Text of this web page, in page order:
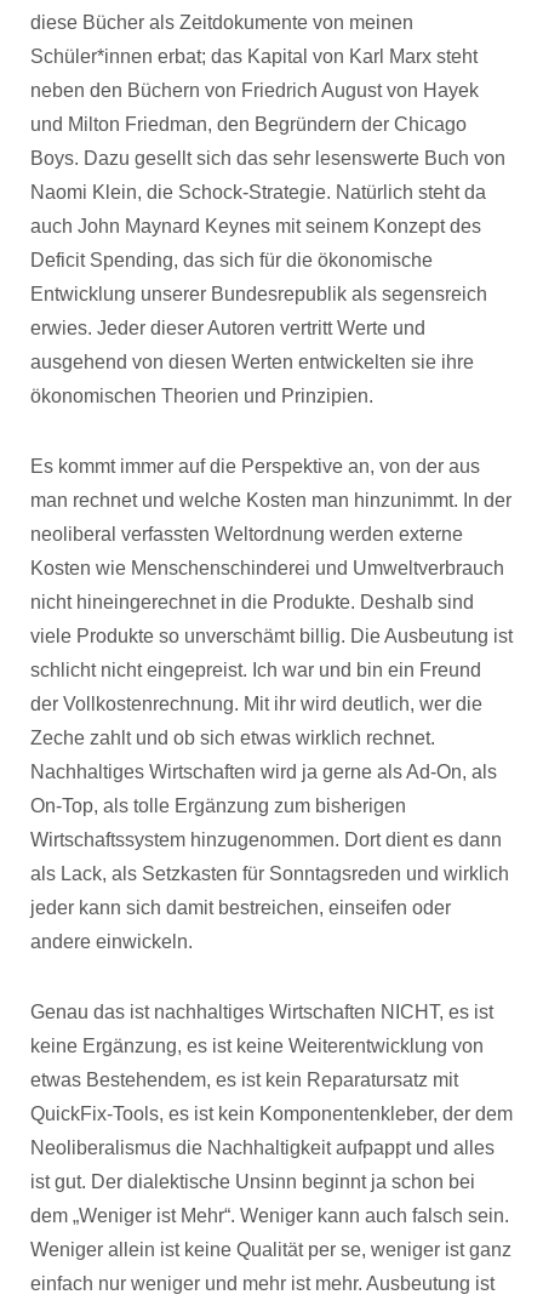
diese Bücher als Zeitdokumente von meinen
Schüler*innen erbat; das Kapital von Karl Marx steht
neben den Büchern von Friedrich August von Hayek
und Milton Friedman, den Begründern der Chicago
Boys. Dazu gesellt sich das sehr lesenswerte Buch von
Naomi Klein, die Schock-Strategie. Natürlich steht da
auch John Maynard Keynes mit seinem Konzept des
Deficit Spending, das sich für die ökonomische
Entwicklung unserer Bundesrepublik als segensreich
erwies. Jeder dieser Autoren vertritt Werte und
ausgehend von diesen Werten entwickelten sie ihre
ökonomischen Theorien und Prinzipien.
Es kommt immer auf die Perspektive an, von der aus
man rechnet und welche Kosten man hinzunimmt. In der
neoliberal verfassten Weltordnung werden externe
Kosten wie Menschenschinderei und Umweltverbrauch
nicht hineingerechnet in die Produkte. Deshalb sind
viele Produkte so unverschämt billig. Die Ausbeutung ist
schlicht nicht eingepreist. Ich war und bin ein Freund
der Vollkostenrechnung. Mit ihr wird deutlich, wer die
Zeche zahlt und ob sich etwas wirklich rechnet.
Nachhaltiges Wirtschaften wird ja gerne als Ad-On, als
On-Top, als tolle Ergänzung zum bisherigen
Wirtschaftssystem hinzugenommen. Dort dient es dann
als Lack, als Setzkasten für Sonntagsreden und wirklich
jeder kann sich damit bestreichen, einseifen oder
andere einwickeln.
Genau das ist nachhaltiges Wirtschaften NICHT, es ist
keine Ergänzung, es ist keine Weiterentwicklung von
etwas Bestehendem, es ist kein Reparatursatz mit
QuickFix-Tools, es ist kein Komponentenkleber, der dem
Neoliberalismus die Nachhaltigkeit aufpappt und alles
ist gut. Der dialektische Unsinn beginnt ja schon bei
dem „Weniger ist Mehr“. Weniger kann auch falsch sein.
Weniger allein ist keine Qualität per se, weniger ist ganz
einfach nur weniger und mehr ist mehr. Ausbeutung ist